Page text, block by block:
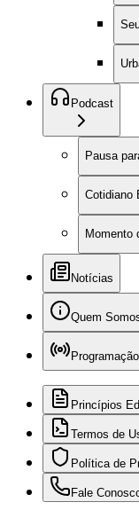
Podcast
Pausa
Cotidiano
Momento
Notícias
Quem
Programação
Princípios
Termos de
Política de
Fale